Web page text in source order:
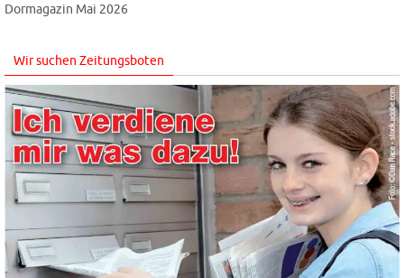
Dormagazin Mai 2026
Wir suchen Zeitungsboten